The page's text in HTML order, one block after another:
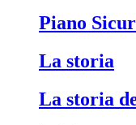
Piano
La storia
La storia